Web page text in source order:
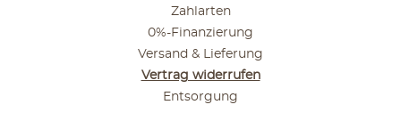
Zahlarten
0%-Finanzierung
Versand & Lieferung
Vertrag widerrufen
Entsorgung